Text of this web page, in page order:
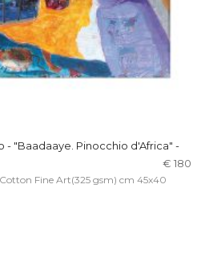
- "Baadaaye. Pinocchio d'Africa" -
€ 180
Fine Art(325 gsm) cm 45x40